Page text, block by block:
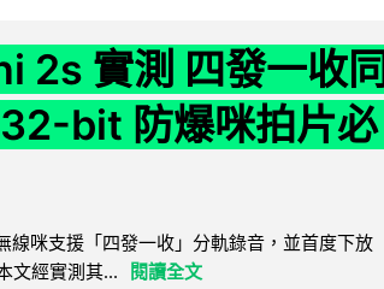
2s 實測 四發一收同
bit 防爆咪拍片必
線咪支援「四發一收」分軌錄音，並首度下放
文經實測其... 閱讀全文